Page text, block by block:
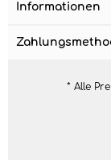
Informationen
* Alle